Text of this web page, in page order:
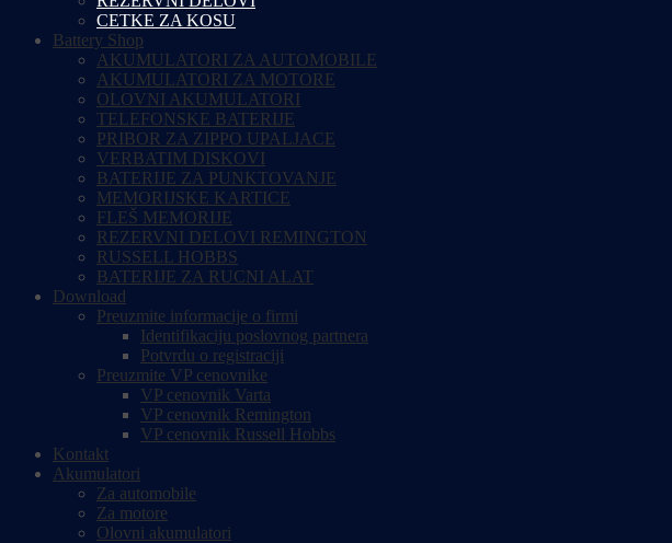
CETKE ZA KOSU
Battery Shop
AKUMULATORI ZA AUTOMOBILE
AKUMULATORI ZA MOTORE
OLOVNI AKUMULATORI
TELEFONSKE BATERIJE
PRIBOR ZA ZIPPO UPALJACE
VERBATIM DISKOVI
BATERIJE ZA PUNKTOVANJE
MEMORIJSKE KARTICE
FLEŠ MEMORIJE
REZERVNI DELOVI REMINGTON
RUSSELL HOBBS
BATERIJE ZA RUCNI ALAT
Download
Preuzmite informacije o firmi
Identifikaciju poslovnog partnera
Potvrdu o registraciji
Preuzmite VP cenovnike
VP cenovnik Varta
VP cenovnik Remington
VP cenovnik Russell Hobbs
Kontakt
Akumulatori
Za automobile
Za motore
Olovni akumulatori